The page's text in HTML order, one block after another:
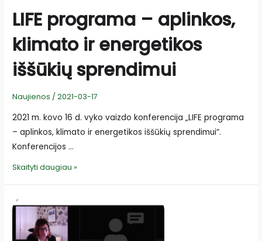
LIFE programa – aplinkos,
klimato ir energetikos
iššūkių sprendimui
Naujienos /2021-03-17
2021 m. kovo 16 d. vyko vaizdo konferencija „LIFE programa
– aplinkos, klimato ir energetikos iššūkių sprendimui”.
Konferencijos …
LIFE
aplinkos,
klimato
ir
Skaityti daugiau »